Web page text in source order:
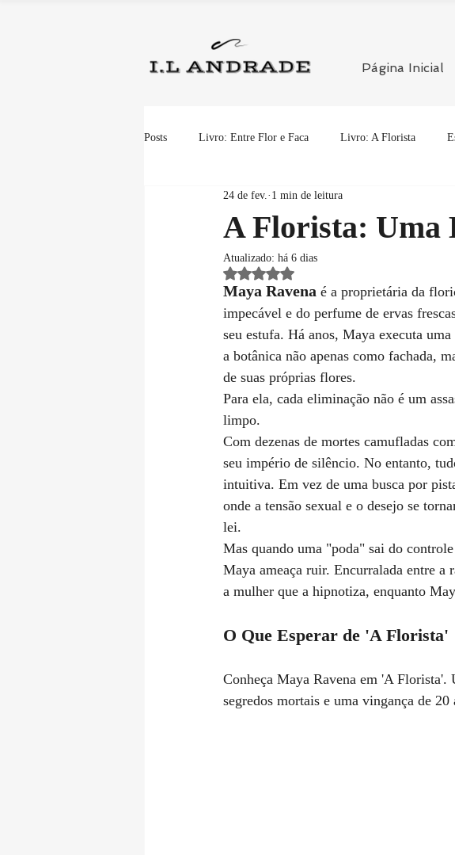
Página Inicial
Posts Livro: Entre Flor e Faca Livro: A Florista
A Florista: Uma
24 de fev. 1 min de leitura
Atualizado: há 6 dias
Avaliado com NaN de 5 estrelas.
Maya Ravena é a proprietária da
impecável e do perfume de ervas
seu estufa. Há anos, Maya executa
a botânica não apenas como fachada,
de suas próprias flores.
Para ela, cada eliminação não é um
limpo.
Com dezenas de mortes camufladas
seu império de silêncio. No entanto,
intuitiva. Em vez de uma busca por
onde a tensão sexual e o desejo se
lei.
Mas quando uma "poda" sai do
Maya ameaça ruir. Encurralada entre a
a mulher que a hipnotiza, enquanto
O Que Esperar de 'A Florista'
Conheça Maya Ravena em 'A
segredos mortais e uma vingança de